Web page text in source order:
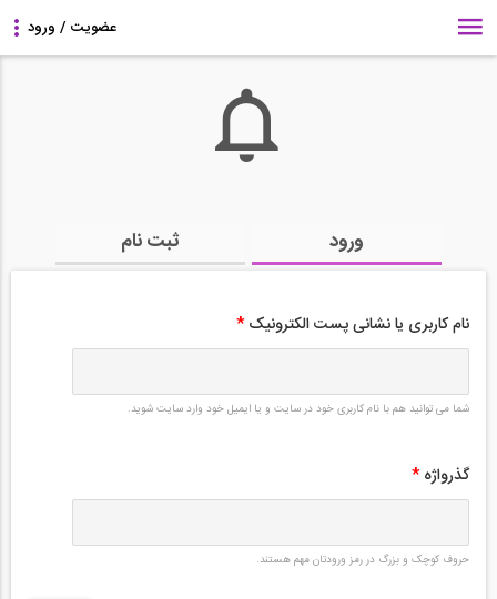
ورود ثبت نام
نام کاربری یا نشانی پست الکترونیک *
شما می توانید هم با نام کاربری خود در سایت و یا ایمیل خود وارد سایت شوید.
گذرواژه *
حروف کوچک و بزرگ در رمز ورودتان مهم هستند.